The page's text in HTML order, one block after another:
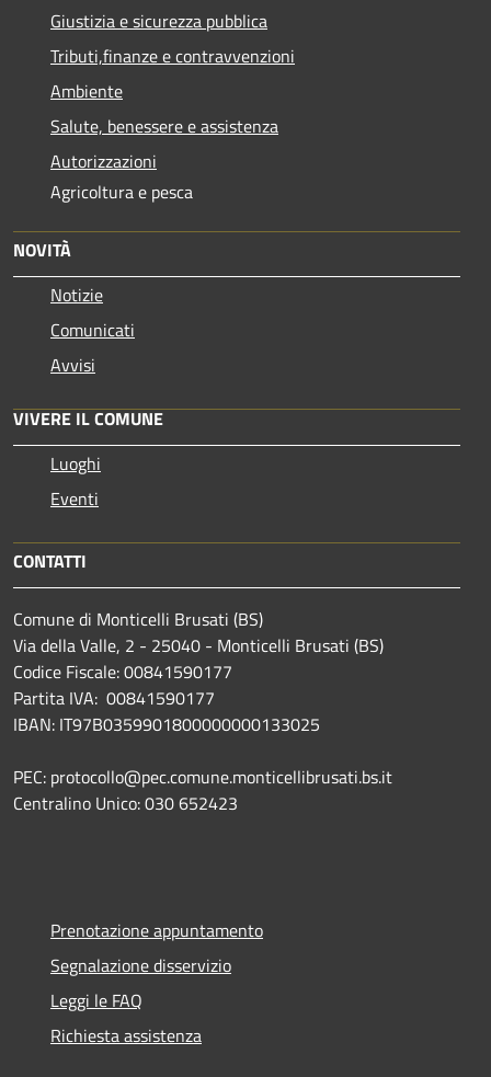
Giustizia e sicurezza pubblica
Tributi,finanze e contravvenzioni
Ambiente
Salute, benessere e assistenza
Autorizzazioni
Agricoltura e pesca
NOVITÀ
Notizie
Comunicati
Avvisi
VIVERE IL COMUNE
Luoghi
Eventi
CONTATTI
Comune di Monticelli Brusati (BS)
Via della Valle, 2 - 25040 - Monticelli Brusati (BS)
Codice Fiscale: 00841590177
Partita IVA: 00841590177
IBAN: IT97B0359901800000000133025
PEC: protocollo@pec.comune.monticellibrusati.bs.it
Centralino Unico: 030 652423
Prenotazione appuntamento
Segnalazione disservizio
Leggi le FAQ
Richiesta assistenza